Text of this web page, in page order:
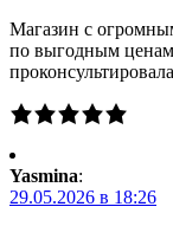
Магазин с
по выгодным
Yasmina:
29.05.2026 в 18:26